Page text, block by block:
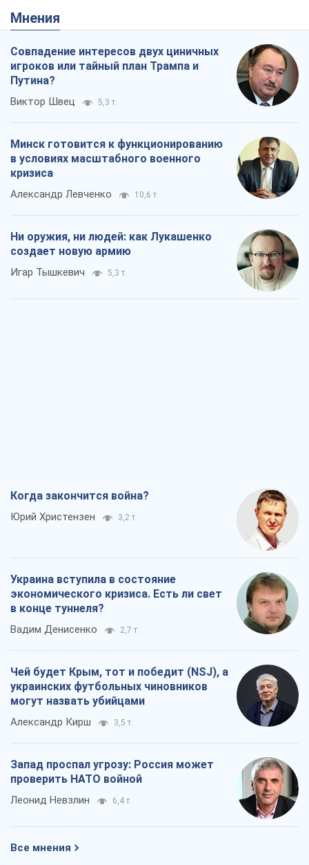
Мнения
Совпадение интересов двух циничных
игроков или тайный план Трампа и
Путина?
Виктор Швец 5,3 т.
Минск готовится к функционированию
в условиях масштабного военного
кризиса
Александр Левченко 10,6 т.
Ни оружия, ни людей: как Лукашенко
создает новую армию
Игар Тышкевич 5,3 т.
Когда закончится война?
Юрий Христензен 3,2 т.
Украина вступила в состояние
экономического кризиса. Есть ли свет
в конце туннеля?
Вадим Денисенко 2,7 т.
Чей будет Крым, тот и победит (NSJ), а
украинских футбольных чиновников
могут назвать убийцами
Александр Кирш 3,5 т.
Запад проспал угрозу: Россия может
проверить НАТО войной
Леонид Невзлин 6,4 т.
Все мнения